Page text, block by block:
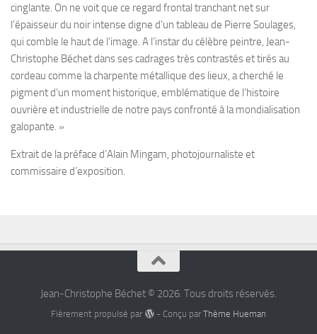
cinglante. On ne voit que ce regard frontal tranchant net sur
l’épaisseur du noir intense digne d’un tableau de Pierre Soulages,
qui comble le haut de l’image. A l’instar du célèbre peintre, Jean-
Christophe Béchet dans ses cadrages très contrastés et tirés au
cordeau comme la charpente métallique des lieux, a cherché le
pigment d’un moment historique, emblématique de l’histoire
ouvrière et industrielle de notre pays confronté à la mondialisation
galopante. »
Extrait de la préface d’Alain Mingam, photojournaliste et
commissaire d’exposition.
Jean-Christophe Béchet © 2026. Tous droits réservés.
Fièrement propulsé par - Conçu par Thème Hueman